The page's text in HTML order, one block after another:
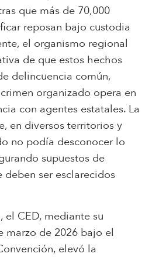
que más de 70,000
reposan bajo custodia
el organismo regional
de que estos hechos
delincuencia común,
organizado opera en
con agentes estatales. La
en diversos territorios y
no podía desconocer lo
supuestos de
deben ser esclarecidos
el CED, mediante su
marzo de 2026 bajo el
elevó la